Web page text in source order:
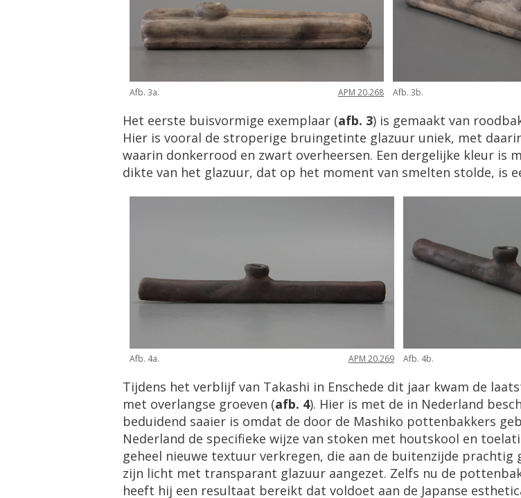
Afb. 3a. APM 20.268 Afb. 3b.
Het eerste buisvormige exemplaar (afb. 3) is gemaakt van
Hier is vooral de stroperige bruingetinte glazuur uniek, met
waarin donkerrood en zwart overheersen. Een dergelijke kleur is
dikte van het glazuur, dat op het moment van smelten stolde, is
Afb. 4a. APM 20.269 Afb. 4b.
Tijdens het verblijf van Takashi in Enschede dit jaar kwam de
met overlangse groeven (afb. 4). Hier is met de in Nederland
beduidend saaier is omdat de door de Mashiko pottenbakkers
Nederland de specifieke wijze van stoken met houtskool en
geheel nieuwe textuur verkregen, die aan de buitenzijde
zijn licht met transparant glazuur aangezet. Zelfs nu de
heeft hij een resultaat bereikt dat voldoet aan de Japanse